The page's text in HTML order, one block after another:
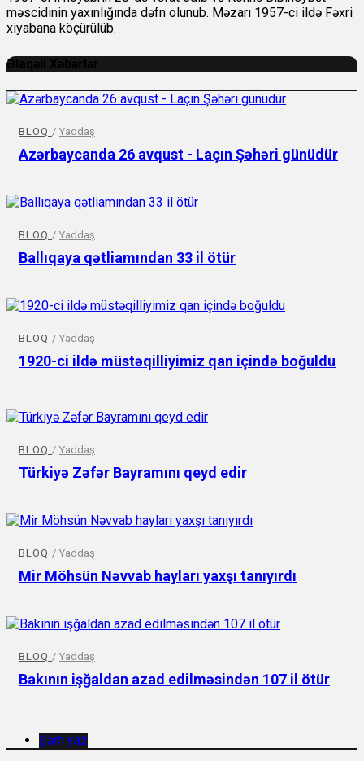
məscidinin yaxınlığında dəfn olunub. Məzarı 1957-ci ildə Fəxri
xiyabana köçürülüb.
Əlaqəli Xəbərlər
BLOQ / Yaddaş
Azərbaycanda 26 avqust - Laçın Şəhəri günüdür
BLOQ / Yaddaş
Ballıqaya qətliamından 33 il ötür
BLOQ / Yaddaş
1920-ci ildə müstəqilliyimiz qan içində boğuldu
BLOQ / Yaddaş
Türkiyə Zəfər Bayramını qeyd edir
BLOQ / Yaddaş
Mir Möhsün Nəvvab hayları yaxşı tanıyırdı
BLOQ / Yaddaş
Bakının işğaldan azad edilməsindən 107 il ötür
Şərh yaz